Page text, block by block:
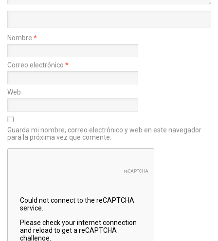
Nombre *
Correo electrónico *
Web
Guarda mi nombre, correo electrónico y web en este navegador
para la próxima vez que comente.